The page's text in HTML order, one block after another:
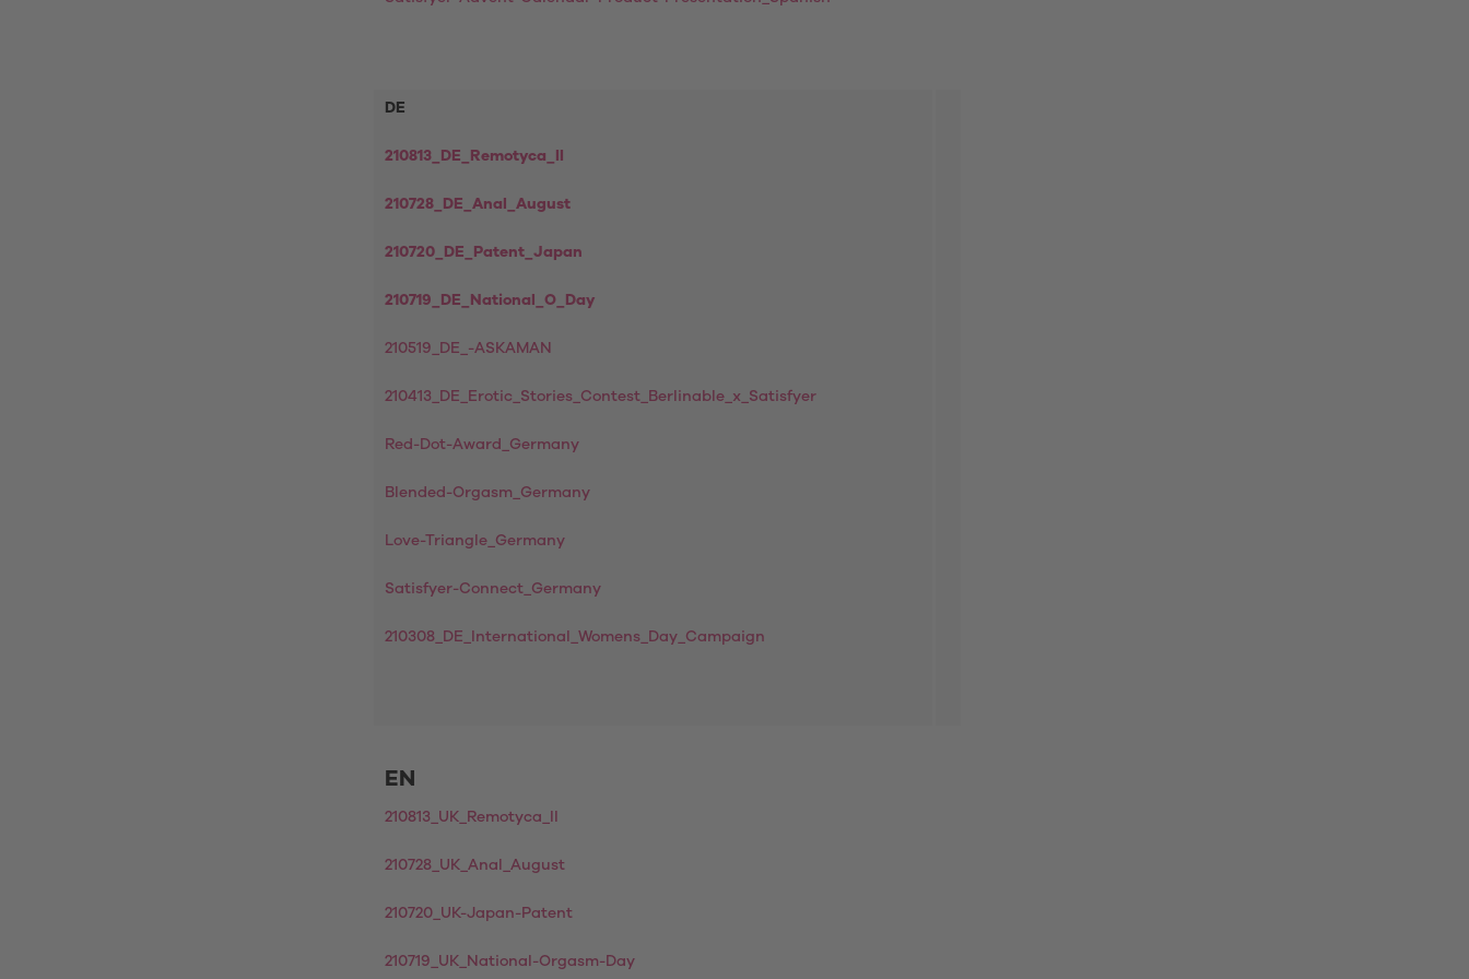
DE
210813_DE_Remotyca_II
210728_DE_Anal_August
210720_DE_Patent_Japan
210719_DE_National_O_Day
210519_DE_-ASKAMAN
210413_DE_Erotic_Stories_Contest_Berlinable_x_Satisfyer
Red-Dot-Award_Germany
Blended-Orgasm_Germany
Love-Triangle_Germany
Satisfyer-Connect_Germany
210308_DE_International_Womens_Day_Campaign
EN
210813_UK_Remotyca_II
210728_UK_Anal_August
210720_UK-Japan-Patent
210719_UK_National-Orgasm-Day